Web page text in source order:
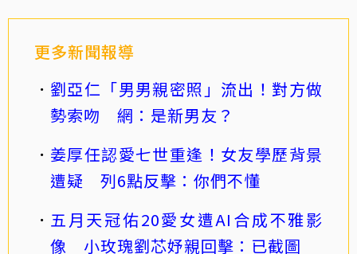
更多新聞報導
劉亞仁「男男親密照」流出！對方做
勢索吻 網：是新男友？
姜厚任認愛七世重逢！女友學歷背景
遭疑 列6點反擊：你們不懂
五月天冠佑20愛女遭AI合成不雅影
像 小玫瑰劉芯妤親回擊：已截圖